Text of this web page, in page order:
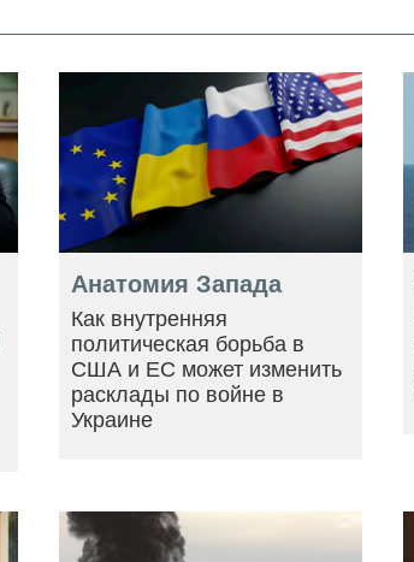
Анатомия Запада
Как внутренняя
политическая борьба в
США и ЕС может изменить
расклады по войне в
Украине